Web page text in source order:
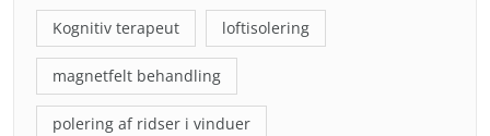
Kognitiv terapeut loftisolering
magnetfelt behandling
polering af ridser i vinduer